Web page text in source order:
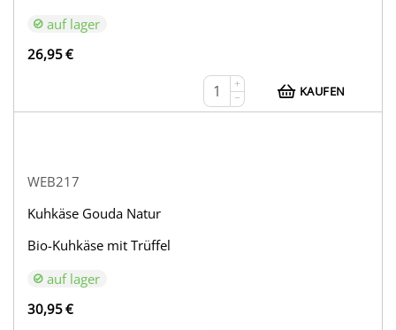
auf lager
26,95€
+
−
KAUFEN
WEB217
Kuhkäse Gouda Natur
Bio-Kuhkäse mit Trüffel
auf lager
30,95€